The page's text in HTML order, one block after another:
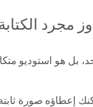
مجرد
إعطاؤه صورة